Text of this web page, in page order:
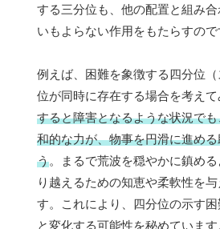
する三分位も、他の配置と組み
いもよらない作用をもたらすので
例えば、困難を象徴する四分位
位が同時に存在する場合を考えて
すると障害となるような状況で
和的な力が、物事を円滑に進め
う。まるで荒波を穏やかに鎮め
り越えるための知恵や柔軟性を
す。これにより、四分位の示す
と変化する可能性を秘めています